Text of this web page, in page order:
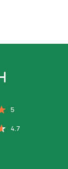
5
4.7